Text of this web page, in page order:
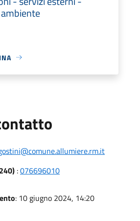
:076696010
: 10 giugno 2024, 14:20